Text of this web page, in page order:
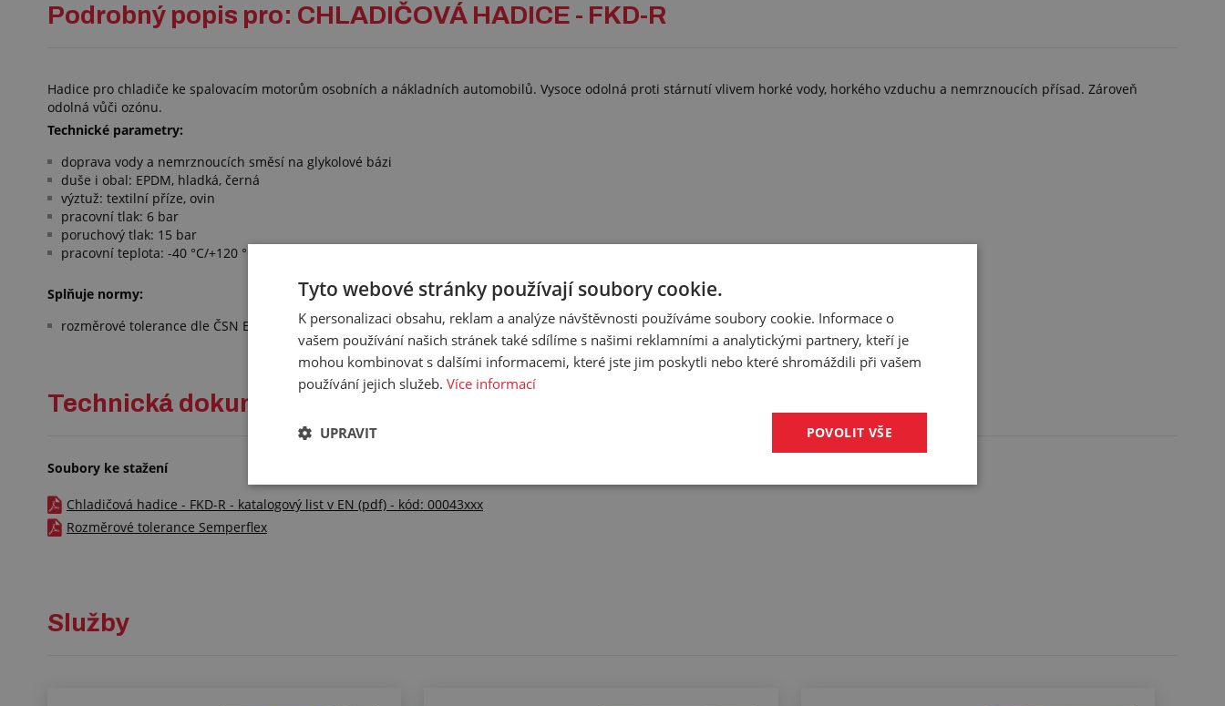
Podrobný popis pro: CHLADIČOVÁ HADICE - FKD-R
Hadice pro chladiče ke spalovacím motorům osobních a nákladních automobilů. Vysoce odolná proti stárnutí vlivem horké vody, horkého vzduchu a nemrznoucích přísad. Zároveň
odolná vůči ozónu.
Technické parametry:
doprava vody a nemrznoucích směsí na glykolové bázi
duše i obal: EPDM, hladká, černá
výztuž: textilní příze, ovin
pracovní tlak: 6 bar
poruchový tlak: 15 bar
pracovní teplota: -40 °C/+120 °C
Splňuje normy:
rozměrové tolerance dle ČSN EN ISO 1307 TYP A
Technická dokumentace
Soubory ke stažení
Chladičová hadice - FKD-R - katalogový list v EN (pdf) - kód: 00043xxx
Rozměrové tolerance Semperflex
Služby
Tyto webové stránky používají soubory cookie.
K personalizaci obsahu, reklam a analýze návštěvnosti používáme soubory cookie. Informace o
vašem používání našich stránek také sdílíme s našimi reklamními a analytickými partnery, kteří je
mohou kombinovat s dalšími informacemi, které jste jim poskytli nebo které shromáždili při vašem
používání jejich služeb. Více informací
POVOLIT VŠE
UPRAVIT